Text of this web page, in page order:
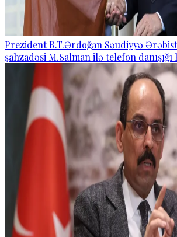
Prezident R.T.Ərdoğan Səudiyyə
şahzadəsi M.Salman ilə telefon danışığı